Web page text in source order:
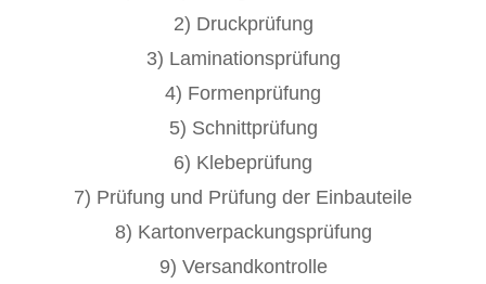
2) Druckprüfung
3) Laminationsprüfung
4) Formenprüfung
5) Schnittprüfung
6) Klebeprüfung
7) Prüfung und Prüfung der Einbauteile
8) Kartonverpackungsprüfung
9) Versandkontrolle